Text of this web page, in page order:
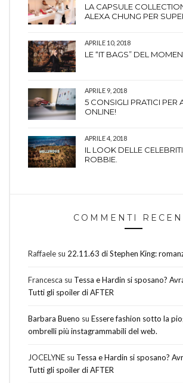
LA CAPSULE
ALEXA CHUNG PER
APRILE 10, 2018
LE “IT BAGS” DEL
APRILE 9, 2018
5 CONSIGLI PRATICI PER
ONLINE!
APRILE 4, 2018
IL LOOK DELLE
ROBBIE.
COMMENTI
Raffaele su 22.11.63 di Stephen King:
Francesca su Tessa e Hardin si sposano?
Tutti gli spoiler di AFTER
Barbara Bueno su Essere fashion sotto la
ombrelli più instagrammabili del web.
JOCELYNE su Tessa e Hardin si sposano?
Tutti gli spoiler di AFTER